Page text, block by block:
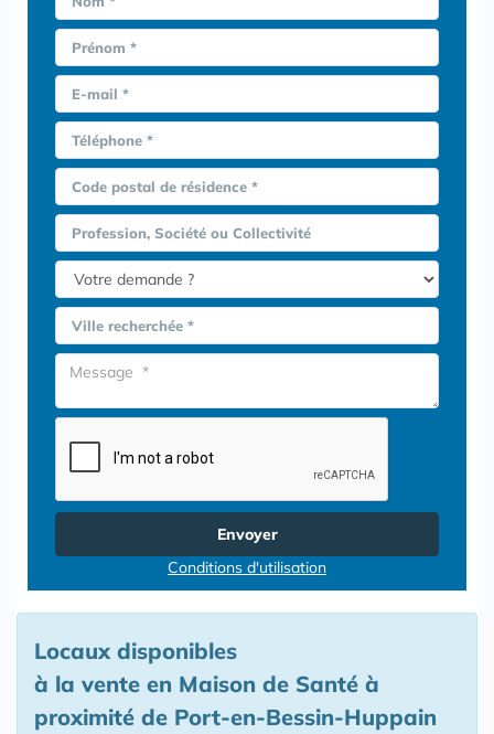
Prénom *
E-mail *
Téléphone *
Code postal de résidence *
Profession, Société ou Collectivité
Ville recherchée *
Envoyer
Conditions d'utilisation
Locaux disponibles
à la vente en Maison de Santé à
proximité de Port-en-Bessin-Huppain